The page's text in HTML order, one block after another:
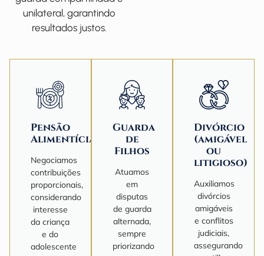
unilateral, garantindo
resultados justos.
Pensão
Alimentícia
Negociamos
contribuições
proporcionais,
considerando
interesse
da criança
e do
adolescente
Guarda
de
Filhos
Atuamos
em
disputas
de guarda
alternada,
sempre
priorizando
Divórcio
(amigável
ou
litigioso)
Auxiliamos
divórcios
amigáveis
e conflitos
judiciais,
assegurando